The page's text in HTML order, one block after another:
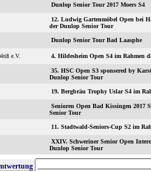
Dunlop Senior Tour 2017 Moers S4
12. Ludwig Gartenmöbel Open bei
der Dunlop Senior Tour
Dunlop Senior Tour Bad Laasphe
e.V. 4. Hildesheim Open S4 im Rahmen
35. HSC Open S3 sponsered by
Dunlop Senior Tour
19. Bergbräu Trophy Uslar S4 im
Senioren Open Bad Kissingen 2017
Senior Tour
11. Stadtwald-
XXIV. Schweriner Senior Open International S3 im
Dunlop Senior Tour